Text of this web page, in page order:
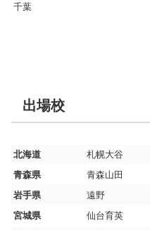
千葉
出場校
北海道 札幌大谷
青森県
青森山田
岩手県
遠野
宮城県
仙台育英